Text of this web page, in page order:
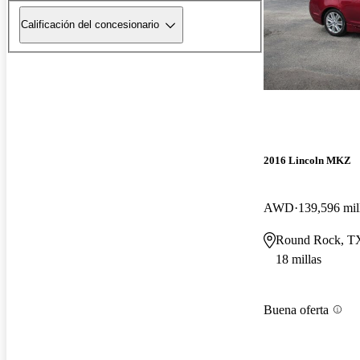
Calificación del concesionario
2016 Lincoln MKZ
AWD 139,596
Round Rock,
18 millas
Buena oferta